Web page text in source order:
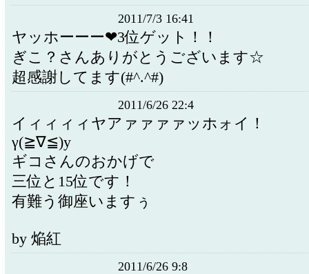
2011/7/3 16:41
ヤッホーーー❤3位ゲット！！
ぎこ？さんありがとうございます☆
超感謝してます(#^.^#)
2011/6/26 22:4
イィィィィヤアァァァァッホォイ！
γ(≧∇≦)у
ギコさんのおかげで
三位と15位です！
有難う御座いますぅ
by 焔紅
2011/6/26 9:8